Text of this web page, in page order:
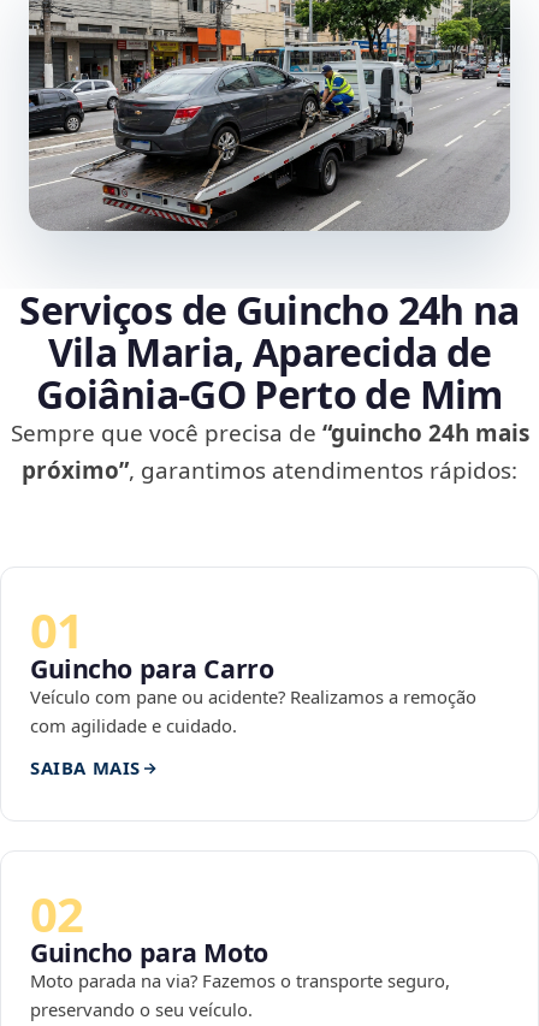
Serviços de Guincho 24h na
Vila Maria, Aparecida de
Goiânia‑GO Perto de Mim
Sempre que você precisa de “guincho 24h mais
próximo”, garantimos atendimentos rápidos:
01
Guincho para Carro
Veículo com pane ou acidente? Realizamos a remoção
com agilidade e cuidado.
SAIBA MAIS
02
Guincho para Moto
Moto parada na via? Fazemos o transporte seguro,
preservando o seu veículo.